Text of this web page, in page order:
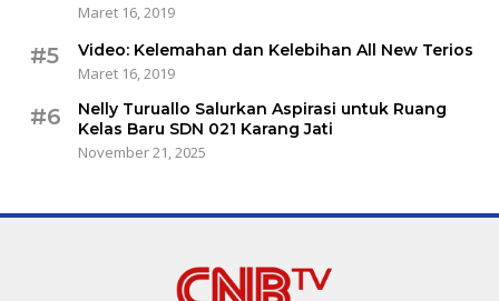
Maret 16, 2019
#5
Video: Kelemahan dan Kelebihan All New Terios
Maret 16, 2019
#6
Nelly Turuallo Salurkan Aspirasi untuk Ruang
Kelas Baru SDN 021 Karang Jati
November 21, 2025